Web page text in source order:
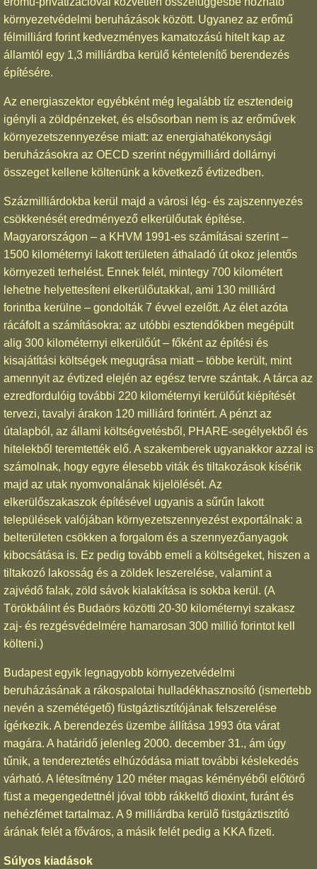
környezetvédelmi beruházások között. Ugyanez az erőmű
félmilliárd forint kedvezményes kamatozású hitelt kap az
államtól egy 1,3 milliárdba kerülő kéntelenítő berendezés
építésére.
Az energiaszektor egyébként még legalább tíz esztendeig
igényli a zöldpénzeket, és elsősorban nem is az erőművek
környezetszennyezése miatt: az energiahatékonysági
beruházásokra az OECD szerint négymilliárd dollárnyi
összeget kellene költenünk a következő évtizedben.
Százmilliárdokba kerül majd a városi lég- és zajszennyezés
csökkenését eredményező elkerülőutak építése.
Magyarországon – a KHVM 1991-es számításai szerint –
1500 kilométernyi lakott területen áthaladó út okoz jelentős
környezeti terhelést. Ennek felét, mintegy 700 kilométert
lehetne helyettesíteni elkerülőutakkal, ami 130 milliárd
forintba kerülne – gondolták 7 évvel ezelőtt. Az élet azóta
rácáfolt a számításokra: az utóbbi esztendőkben megépült
alig 300 kilométernyi elkerülőút – főként az építési és
kisajátítási költségek megugrása miatt – többe került, mint
amennyit az évtized elején az egész tervre szántak. A tárca az
ezredfordulóig további 220 kilométernyi kerülőút kiépítését
tervezi, tavalyi árakon 120 milliárd forintért. A pénzt az
útalapból, az állami költségvetésből, PHARE-segélyekből és
hitelekből teremtették elő. A szakemberek ugyanakkor azzal is
számolnak, hogy egyre élesebb viták és tiltakozások kísérik
majd az utak nyomvonalának kijelölését. Az
elkerülőszakaszok építésével ugyanis a sűrűn lakott
települések valójában környezetszennyezést exportálnak: a
belterületen csökken a forgalom és a szennyezőanyagok
kibocsátása is. Ez pedig tovább emeli a költségeket, hiszen a
tiltakozó lakosság és a zöldek leszerelése, valamint a
zajvédő falak, zöld sávok kialakítása is sokba kerül. (A
Törökbálint és Budaörs közötti 20-30 kilométernyi szakasz
zaj- és rezgésvédelmére hamarosan 300 millió forintot kell
költeni.)
Budapest egyik legnagyobb környezetvédelmi
beruházásának a rákospalotai hulladékhasznosító (ismertebb
nevén a szemétégető) füstgáztisztítójának felszerelése
ígérkezik. A berendezés üzembe állítása 1993 óta várat
magára. A határidő jelenleg 2000. december 31., ám úgy
tűnik, a tendereztetés elhúzódása miatt további késlekedés
várható. A létesítmény 120 méter magas kéményéből előtörő
füst a megengedettnél jóval több rákkeltő dioxint, furánt és
nehézfémet tartalmaz. A 9 milliárdba kerülő füstgáztisztító
árának felét a főváros, a másik felét pedig a KKA fizeti.
Súlyos kiadások